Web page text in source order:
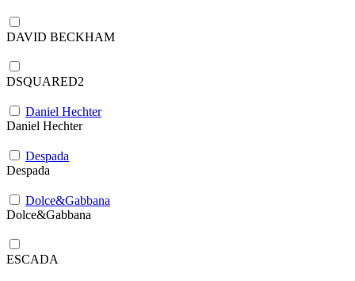
DAVID BECKHAM
DSQUARED2
Daniel Hechter
Daniel Hechter
Despada
Despada
Dolce&Gabbana
Dolce&Gabbana
ESCADA